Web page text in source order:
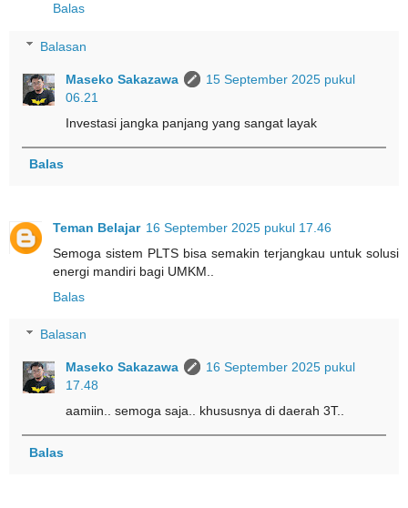
Balas
Balasan
Maseko Sakazawa
15 September 2025 pukul
06.21
Investasi jangka panjang yang sangat layak
Balas
Teman Belajar 16 September 2025 pukul 17.46
Semoga sistem PLTS bisa semakin terjangkau untuk solusi
energi mandiri bagi UMKM..
Balas
Balasan
Maseko Sakazawa
16 September 2025 pukul
17.48
aamiin.. semoga saja.. khususnya di daerah 3T..
Balas